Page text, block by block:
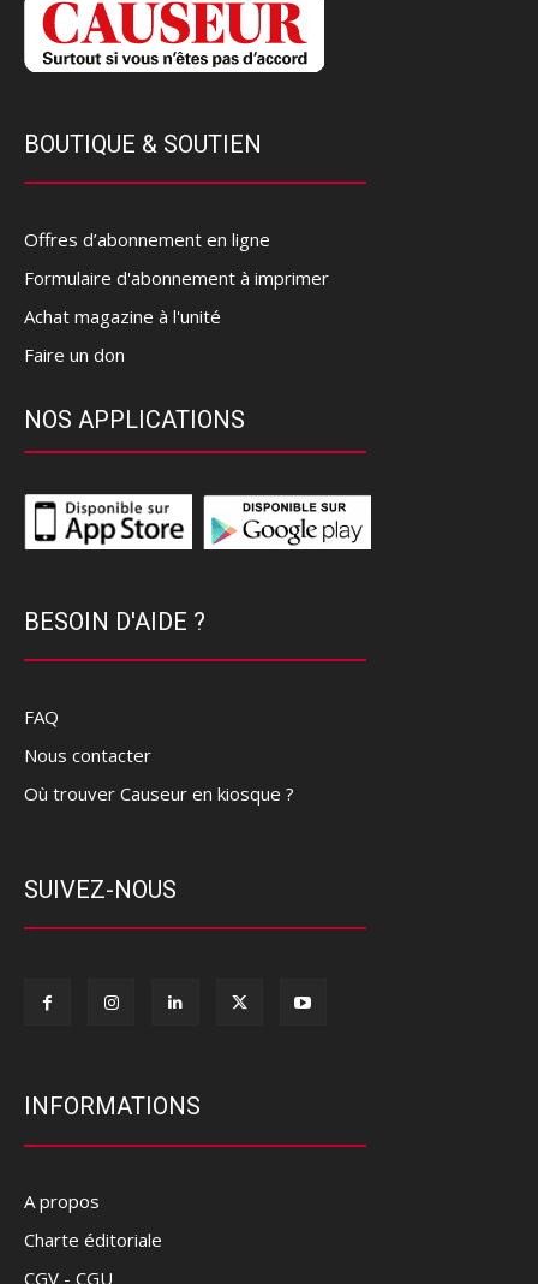
BOUTIQUE & SOUTIEN
Offres d’abonnement en ligne
Formulaire d'abonnement à imprimer
Achat magazine à l'unité
Faire un don
NOS APPLICATIONS
BESOIN D'AIDE ?
FAQ
Nous contacter
Où trouver Causeur en kiosque ?
SUIVEZ-NOUS
INFORMATIONS
A propos
Charte éditoriale
CGV - CGU